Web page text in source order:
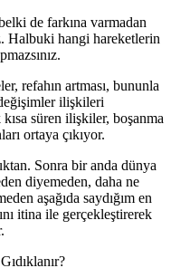
de farkına varmadan
Halbuki hangi hareketlerin
refahın artması, bununla
ilişkileri
süren ilişkiler, boşanma
ortaya çıkıyor.
Sonra bir anda dünya
diyemeden, daha ne
aşağıda saydığım en
itina ile gerçekleştirerek